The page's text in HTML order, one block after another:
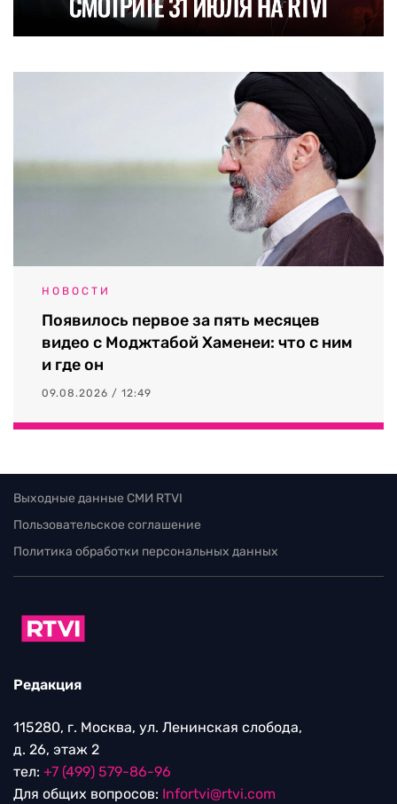
НОВОСТИ
Появилось первое за пять месяцев
видео с Моджтабой Хаменеи: что с ним
и где он
09.08.2026 / 12:49
Выходные данные СМИ RTVI
Пользовательское соглашение
Политика обработки персональных данных
Редакция
115280, г. Москва, ул. Ленинская слобода,
д. 26, этаж 2
тел: +7 (499) 579-86-96
Для общих вопросов: Infortvi@rtvi.com